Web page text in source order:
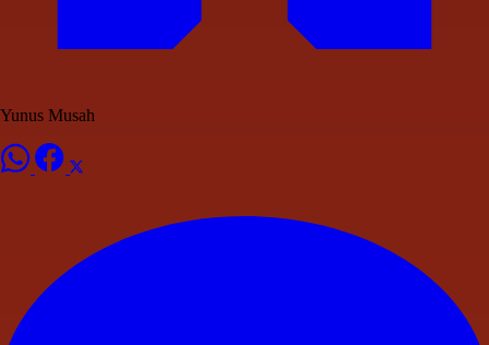
Yunus Musah